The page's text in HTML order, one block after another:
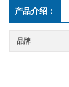
产品介绍：
品牌